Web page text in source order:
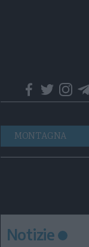
Navigazione
principale
MONTAGNA
Notizie